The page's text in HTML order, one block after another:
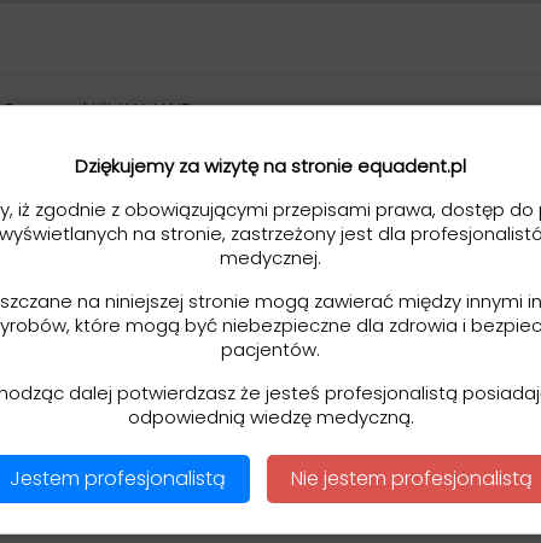
Kit KAMAND
w dotarciu i usunięciu odseparowanych bądź
na pętle, zapewniając wygodę i precyzję pracy.
systemu pętlowego
narzędzie, w postaci trzonka przypominającego
0,6mm dające zakres zacisku od 0,06mm - 0,15mm!
możliwość pracy prawie z każdym typem kanału
zastosowaniem
Dziękujemy za wizytę na stronie equadent.pl
iż zgodnie z obowiązującymi przepisami prawa, dostęp do
na stronie, zastrzeżony jest dla
medycznej.
na niniejszej stronie mogą zawierać między innymi
które mogą być niebezpieczne dla zdrowia i
pacjentów.
dalej potwierdzasz że jesteś profesjonalistą
odpowiednią wiedzę medyczną.
Jestem profesjonalistą Nie jestem profesjonalistą